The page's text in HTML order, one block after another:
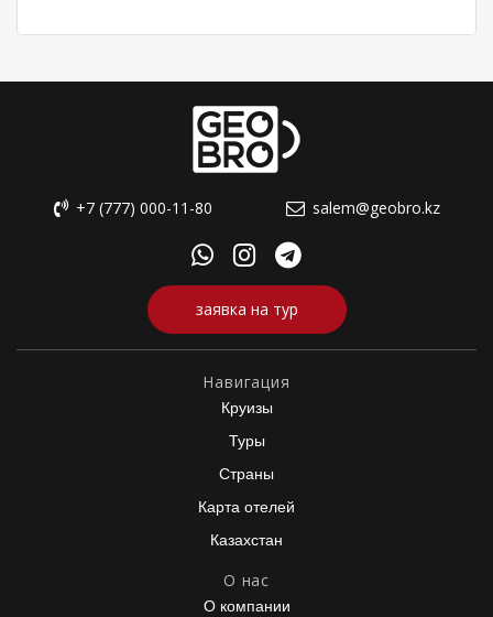
+7 (777) 000-11-80 salem@geobro.kz
заявка на тур
Навигация
Круизы
Туры
Страны
Карта отелей
Казахстан
О нас
О компании